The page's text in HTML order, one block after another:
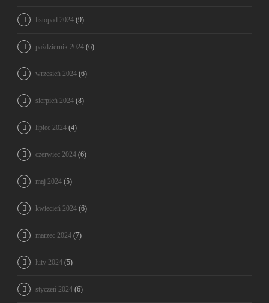
listopad 2024 (9)
październik 2024 (6)
wrzesień 2024 (6)
sierpień 2024 (8)
lipiec 2024 (4)
czerwiec 2024 (6)
maj 2024 (5)
kwiecień 2024 (6)
marzec 2024 (7)
luty 2024 (5)
styczeń 2024 (6)